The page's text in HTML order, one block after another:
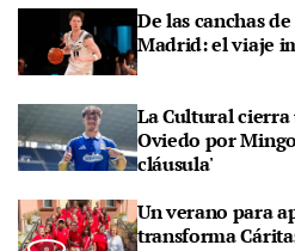
De las canchas
Madrid: el viaje
La Cultural
Oviedo por
cláusula'
Un verano para
transforma